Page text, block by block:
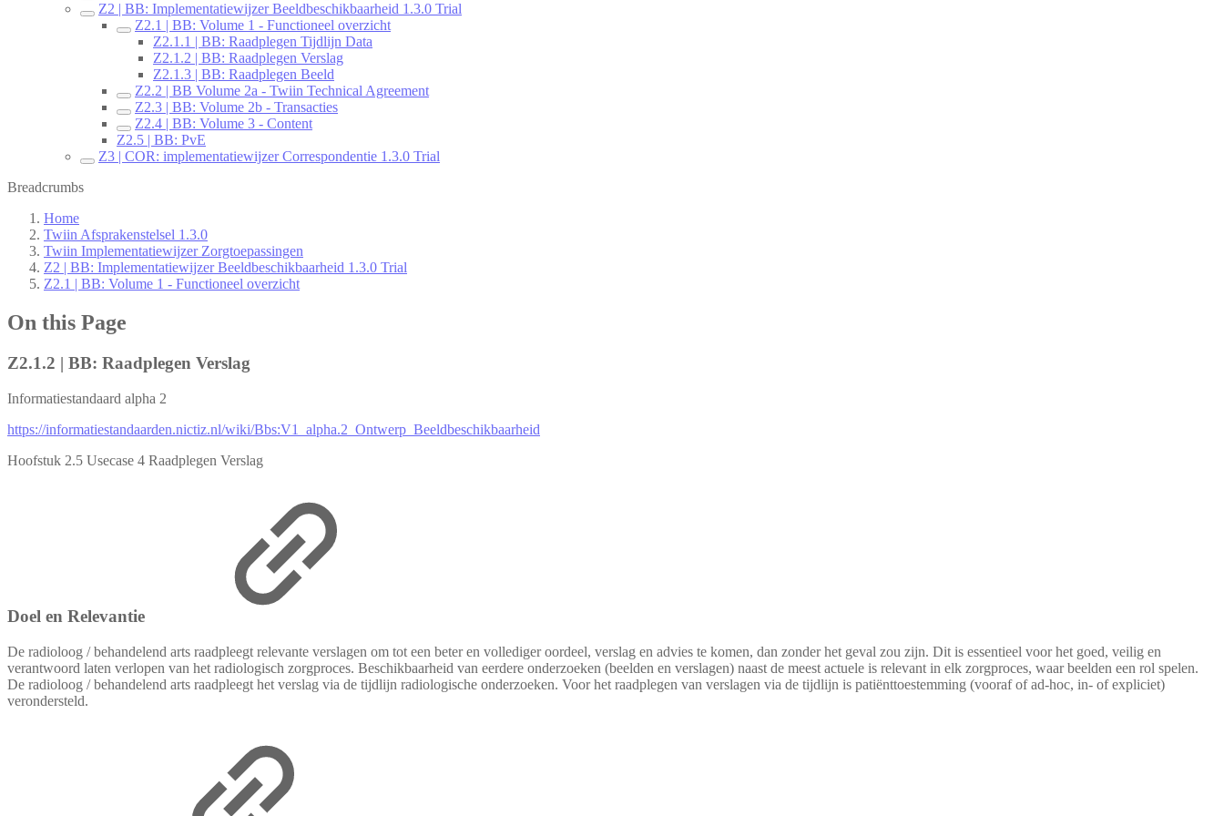
Z2 | BB: Implementatiewijzer Beeldbeschikbaarheid 1.3.0 Trial
Z2.1 | BB: Volume 1 - Functioneel overzicht
Z2.1.1 | BB: Raadplegen Tijdlijn Data
Z2.1.2 | BB: Raadplegen Verslag
Z2.1.3 | BB: Raadplegen Beeld
Z2.2 | BB Volume 2a - Twiin Technical Agreement
Z2.3 | BB: Volume 2b - Transacties
Z2.4 | BB: Volume 3 - Content
Z2.5 | BB: PvE
Z3 | COR: implementatiewijzer Correspondentie 1.3.0 Trial
Breadcrumbs
Home
Twiin Afsprakenstelsel 1.3.0
Twiin Implementatiewijzer Zorgtoepassingen
Z2 | BB: Implementatiewijzer Beeldbeschikbaarheid 1.3.0 Trial
Z2.1 | BB: Volume 1 - Functioneel overzicht
On this Page
Z2.1.2 | BB: Raadplegen Verslag
Informatiestandaard alpha 2
https://informatiestandaarden.nictiz.nl/wiki/Bbs:V1_alpha.2_Ontwerp_Beeldbeschikbaarheid
Hoofstuk 2.5 Usecase 4 Raadplegen Verslag
Doel en Relevantie
De radioloog / behandelend arts raadpleegt relevante verslagen om tot een beter en vollediger oordeel, verslag en advies te komen, dan zonder het geval zou zijn. Dit is essentieel voor het goed, veilig en
verantwoord laten verlopen van het radiologisch zorgproces. Beschikbaarheid van eerdere onderzoeken (beelden en verslagen) naast de meest actuele is relevant in elk zorgproces, waar beelden een rol spelen.
De radioloog / behandelend arts raadpleegt het verslag via de tijdlijn radiologische onderzoeken. Voor het raadplegen van verslagen via de tijdlijn is patiënttoestemming (vooraf of ad-hoc, in- of expliciet)
verondersteld.